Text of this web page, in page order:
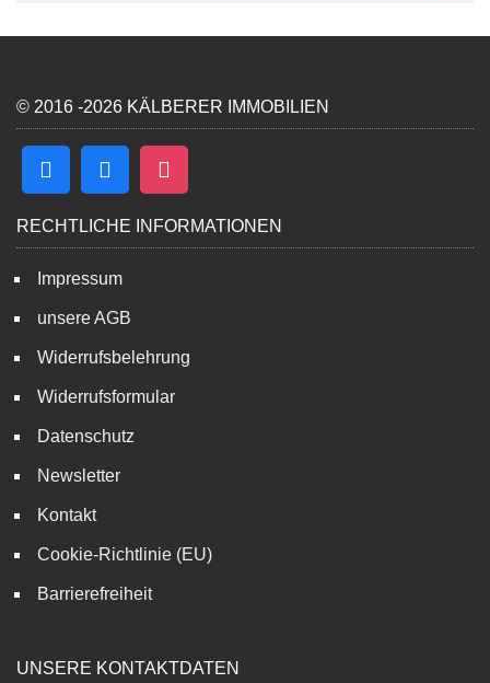
© 2016 -2026 KÄLBERER IMMOBILIEN
RECHTLICHE INFORMATIONEN
Impressum
unsere AGB
Widerrufsbelehrung
Widerrufsformular
Datenschutz
Newsletter
Kontakt
Cookie-Richtlinie (EU)
Barrierefreiheit
UNSERE KONTAKTDATEN